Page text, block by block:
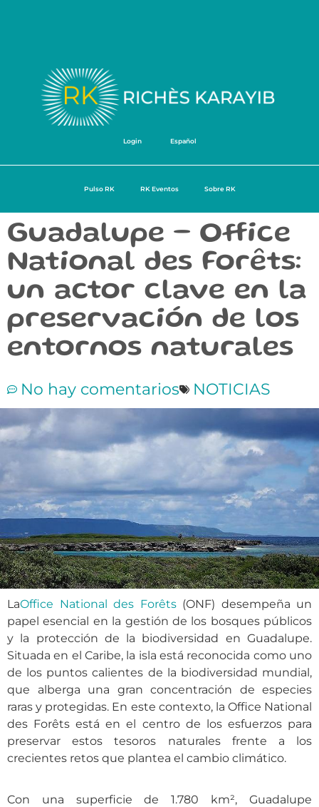
Login Español
Pulso RK RK Eventos Sobre RK
Guadalupe – Office
National des Forêts:
un actor clave en la
preservación de los
entornos naturales
No hay comentarios NOTICIAS
LaOffice National des Forêts(ONF) desempeña un
papel esencial en la gestión de los bosques públicos
y la protección de la biodiversidad en Guadalupe.
Situada en el Caribe, la isla está reconocida como uno
de los puntos calientes de la biodiversidad mundial,
que alberga una gran concentración de especies
raras y protegidas. En este contexto, la Office National
des Forêts está en el centro de los esfuerzos para
preservar estos tesoros naturales frente a los
crecientes retos que plantea el cambio climático.
Con una superficie de 1.780 km², Guadalupe